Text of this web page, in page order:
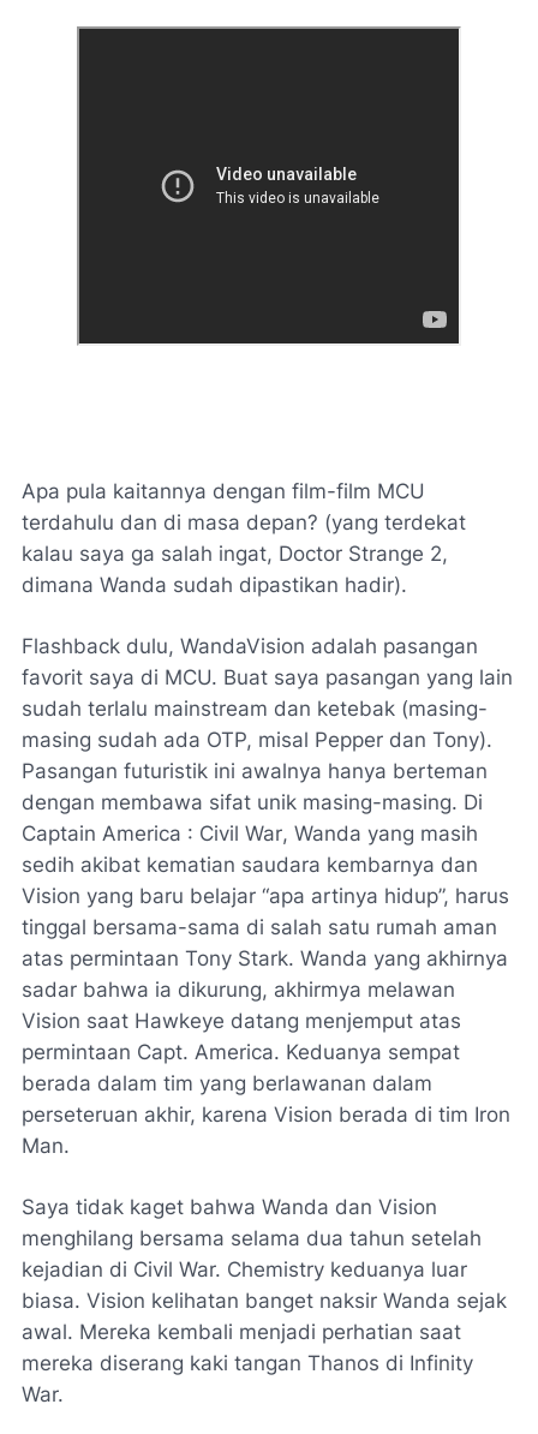
Apa pula kaitannya dengan film-film MCU
terdahulu dan di masa depan? (yang terdekat
kalau saya ga salah ingat, Doctor Strange 2,
dimana Wanda sudah dipastikan hadir).
Flashback dulu, WandaVision adalah pasangan
favorit saya di MCU. Buat saya pasangan yang lain
sudah terlalu mainstream dan ketebak (masing-
masing sudah ada OTP, misal Pepper dan Tony).
Pasangan futuristik ini awalnya hanya berteman
dengan membawa sifat unik masing-masing. Di
Captain America : Civil War, Wanda yang masih
sedih akibat kematian saudara kembarnya dan
Vision yang baru belajar “apa artinya hidup”, harus
tinggal bersama-sama di salah satu rumah aman
atas permintaan Tony Stark. Wanda yang akhirnya
sadar bahwa ia dikurung, akhirmya melawan
Vision saat Hawkeye datang menjemput atas
permintaan Capt. America. Keduanya sempat
berada dalam tim yang berlawanan dalam
perseteruan akhir, karena Vision berada di tim Iron
Man.
Saya tidak kaget bahwa Wanda dan Vision
menghilang bersama selama dua tahun setelah
kejadian di Civil War. Chemistry keduanya luar
biasa. Vision kelihatan banget naksir Wanda sejak
awal. Mereka kembali menjadi perhatian saat
mereka diserang kaki tangan Thanos di Infinity
War.